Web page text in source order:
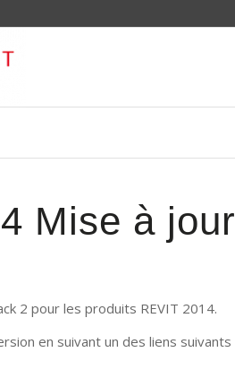
Mise à
2 pour les produits REVIT 2014.
en suivant un des liens suivants